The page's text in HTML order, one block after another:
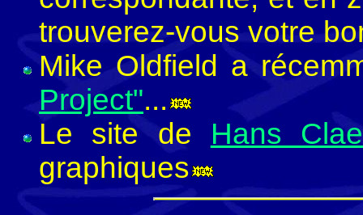
trouverez-vous votre
Mike Oldfield a
Project"...
Le site de Hans
graphiques